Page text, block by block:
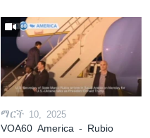
ማርች 10, 2025
VOA60 America - Rubio